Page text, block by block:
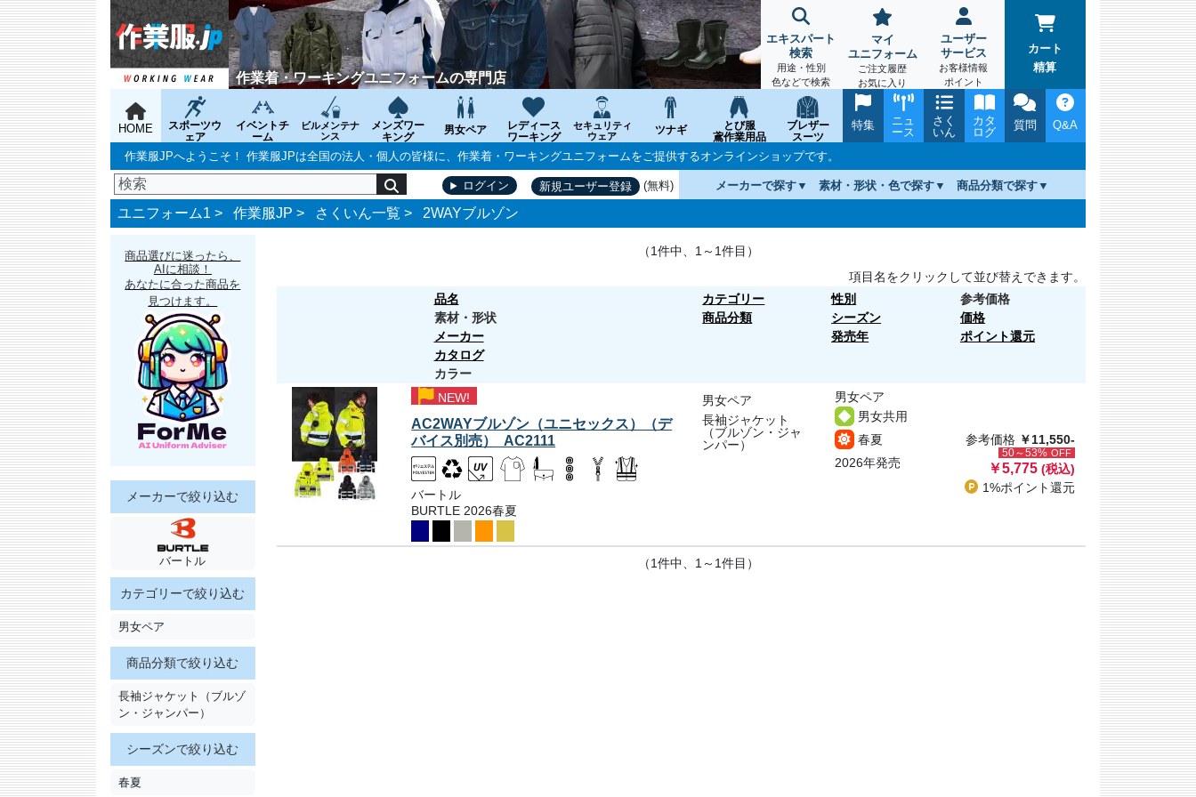
作業着・ワーキングユニフォームの専門店
エキスパート
検索
用途・性別
色などで検索
マイ
ユニフォーム
ご注文履歴
お気に入り
ユーザー
サービス
お客様情報
ポイント
カート
精算
HOME
スポーツウ
ェア
イベントチ
ーム
ビルメンテナ
ンス
メンズワー
キング
男女ペア
レディース
ワーキング
セキュリティ
ウェア
ツナギ
とび服
鳶作業用品
ブレザー
スーツ
Q&A
質問
カタ
ログ
さく
いん
ニュ
ース
特集
作業服JPへようこそ！ 作業服JPは全国の法人・個人の皆様に、作業着・ワーキングユニフォームをご提供するオンラインショップです。
ログイン 新規ユーザー登録 (無料) メーカーで探す 素材・形状・色で探す 商品分類で探す
ユニフォーム1 > 作業服JP > さくいん一覧 > 2WAYブルゾン
商品選びに迷ったら、
AIに相談！
あなたに合った商品を
見つけます。
メーカーで絞り込む
バートル
カテゴリーで絞り込む
男女ペア
商品分類で絞り込む
長袖ジャケット（ブルゾ
ン・ジャンパー）
シーズンで絞り込む
春夏
（1件中、1～1件目）
項目名をクリックして並び替えできます。
品名
素材・形状
メーカー
カタログ
カラー
カテゴリー
商品分類
性別
シーズン
発売年
参考価格
価格
ポイント還元
NEW!
AC2WAYブルゾン（ユニセックス）（デ
バイス別売） AC2111
バートル
BURTLE 2026春夏
男女ペア
長袖ジャケット
（ブルゾン・ジャ
ンパー）
男女ペア
男女共用
春夏
2026年発売
参考価格 ￥11,550-
50～53% OFF
￥5,775 (税込)
1%ポイント還元
（1件中、1～1件目）